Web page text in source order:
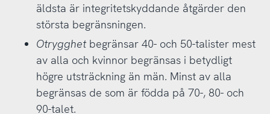
äldsta är integritetskyddande åtgärder den
största begränsningen.
Otrygghetbegränsar 40- och 50-talister mest
av alla och kvinnor begränsas i betydligt
högre utsträckning än män. Minst av alla
begränsas de som är födda på 70-, 80- och
90-talet.